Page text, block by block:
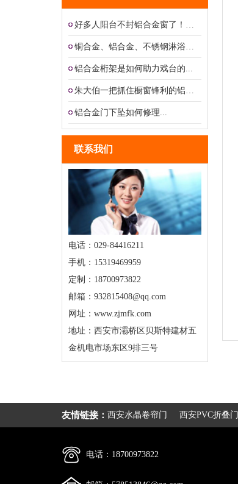
铝合金桁架是如何助力戏台的...
铝合金门下坠如何修理...
联系我们
电话：029-84416211
手机：15319469959
定制：18700973822
邮箱：932815408@qq.com
网址：www.zjmfk.com
地址：西安市灞桥区贝斯特建材五
金机电市场东区9排三号
友情链接： 西安水晶卷帘门 西安PVC折叠门
电话：18700973822